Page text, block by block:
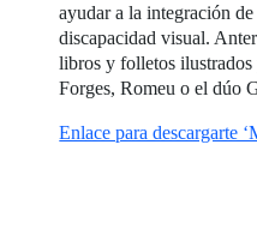
ayudar a la integración
discapacidad visual.
libros y folletos
Forges, Romeu o el dúo
Enlace para descargarte